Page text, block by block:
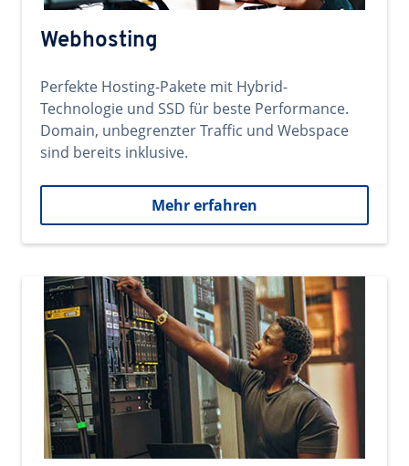
Webhosting
Perfekte Hosting-Pakete mit Hybrid-
Technologie und SSD für beste Performance.
Domain, unbegrenzter Traffic und Webspace
sind bereits inklusive.
Mehr erfahren